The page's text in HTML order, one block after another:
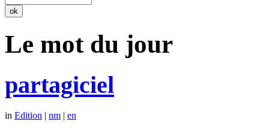
Le mot du jour
partagiciel
in Edition | nm | en